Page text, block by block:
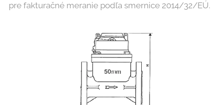
pre fakturačné meranie podľa smernice 2014/32/EÚ.